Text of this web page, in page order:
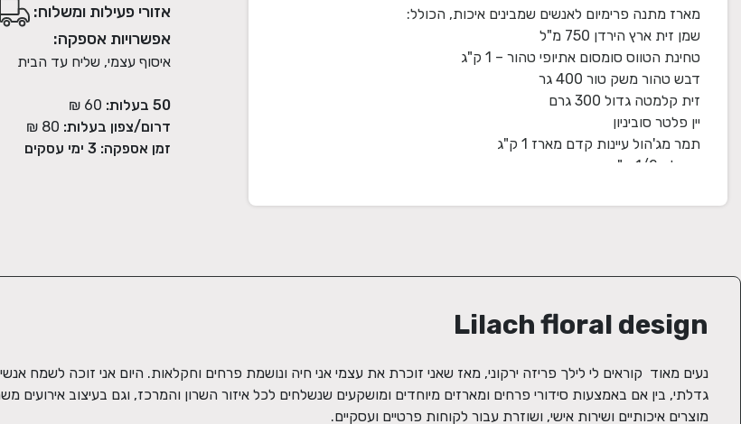
זר פרחים
אזורי פעילות ומשלוח:
אפשרויות אספקה:
איסוף עצמי, שליח עד הבית
50 בעלות:
דרום/צפון בעלות:
זמן אספקה: 3 ימי עסקים
Lilach floral design